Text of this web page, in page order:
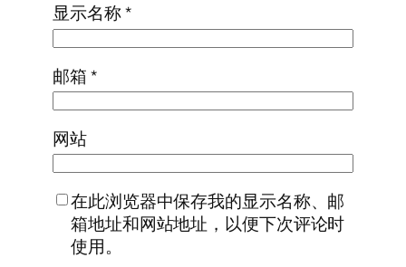
显示名称*
邮箱*
网站
在此浏览器中保存我的显示名称、邮
箱地址和网站地址，以便下次评论时
使用。